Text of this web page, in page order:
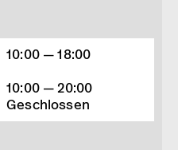
10:00 — 18:00
10:00 — 20:00
Geschlossen